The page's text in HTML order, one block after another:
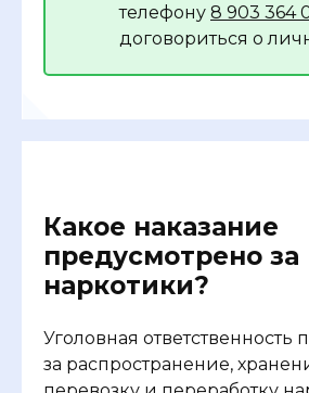
телефону 8 903 364
договориться о
Какое наказание
предусмотрено за
наркотики?
Уголовная ответственность
за распространение,